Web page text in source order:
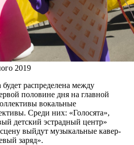
2019
распределена между
половине дня на главной
вокальные
Среди них: «Голосята»,
детский эстрадный центр»
выйдут музыкальные кавер-
заряд».